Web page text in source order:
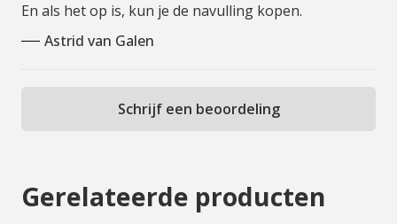
Ook maken ze duurzame keuzes door de meeste
producten na te kunnen vullen en niet met plastic
En als het op is, kun je de navulling kopen.
Astrid van Galen
Schrijf een beoordeling
Gerelateerde producten